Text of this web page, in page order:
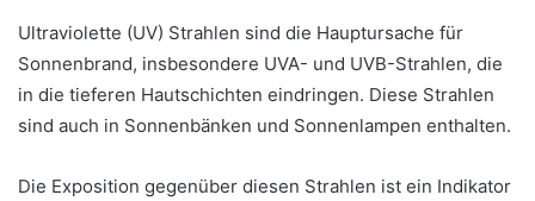
Ultraviolette (UV) Strahlen sind die Hauptursache für
Sonnenbrand, insbesondere UVA- und UVB-Strahlen, die
in die tieferen Hautschichten eindringen. Diese Strahlen
sind auch in Sonnenbänken und Sonnenlampen enthalten.
Die Exposition gegenüber diesen Strahlen ist ein Indikator